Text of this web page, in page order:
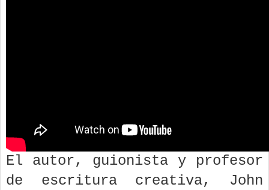
El autor, guionista y profesor
de escritura creativa, John